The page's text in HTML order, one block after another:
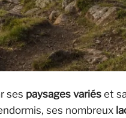
ses paysages variés et sa
ses nombreux